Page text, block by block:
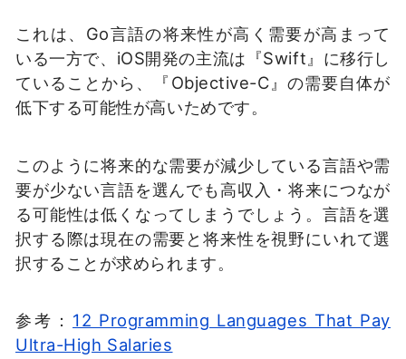
これは、Go言語の将来性が高く需要が高まって
いる一方で、iOS開発の主流は『Swift』に移行し
ていることから、『Objective-C』の需要自体が
低下する可能性が高いためです。
このように将来的な需要が減少している言語や需
要が少ない言語を選んでも高収入・将来につなが
る可能性は低くなってしまうでしょう。言語を選
択する際は現在の需要と将来性を視野にいれて選
択することが求められます。
参考： 12 Programming Languages That Pay
Ultra-High Salaries